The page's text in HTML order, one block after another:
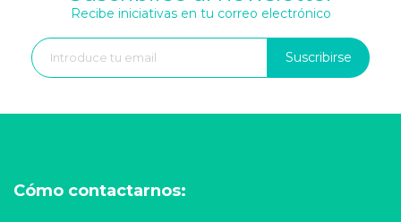
Recibe iniciativas en tu correo electrónico
Suscribirse
Cómo contactarnos: